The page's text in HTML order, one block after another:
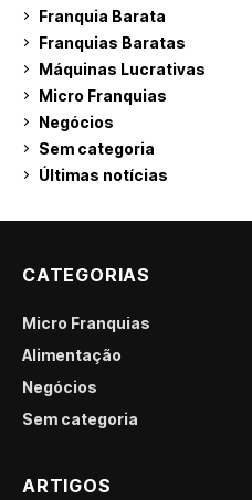
Franquia Barata
Franquias Baratas
Máquinas Lucrativas
Micro Franquias
Negócios
Sem categoria
Últimas notícias
CATEGORIAS
Micro Franquias
Alimentação
Negócios
Sem categoria
ARTIGOS